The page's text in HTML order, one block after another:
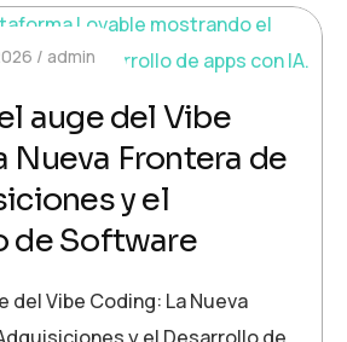
admin
auge del Vibe
Nueva Frontera de
y el
de Software
del Vibe Coding: La Nueva